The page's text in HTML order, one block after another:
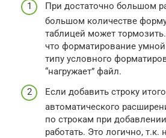
При достаточно большом
большом количестве
таблицей может
что форматирование
типу условного
“нагружает” файл.
Если добавить строку
автоматического
по строкам при
работать. Это логично,